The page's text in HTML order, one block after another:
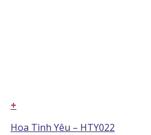
+
Hoa Tình Yêu – HTY022